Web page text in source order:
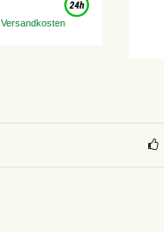
Versandkosten